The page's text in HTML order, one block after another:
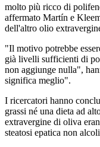
molto più ricco di
affermato Martín e
dell'altro olio
"Il motivo potrebbe
già livelli sufficienti di
non aggiunge nulla",
significa meglio".
I ricercatori hanno
grassi né una dieta ad
extravergine di oliva
steatosi epatica non